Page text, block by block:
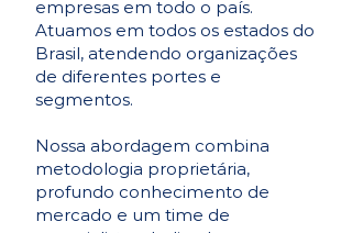
empresas em todo o país.
Atuamos em todos os estados do
Brasil, atendendo organizações
de diferentes portes e
segmentos.
Nossa abordagem combina
metodologia proprietária,
profundo conhecimento de
mercado e um time de